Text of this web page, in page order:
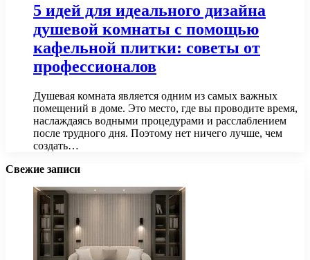
5 идей для идеального дизайна
душевой комнаты с помощью
кафельной плитки: советы от
профессионалов
Душевая комната является одним из самых важных
помещений в доме. Это место, где вы проводите время,
наслаждаясь водными процедурами и расслаблением
после трудного дня. Поэтому нет ничего лучше, чем
создать…
Свежие записи